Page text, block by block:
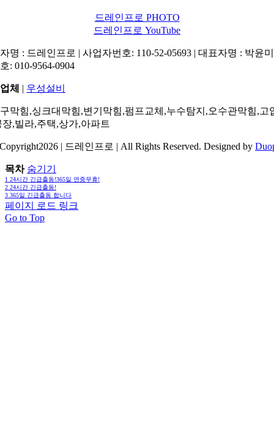
드레인프로 PHOTO
드레인프로 YouTube
명 : 드레인프로 | 사업자번호: 110-52-05693 | 대표자명 : 박윤
: 010-9564-0904
체 | 우성설비
막힘,싱크대막힘,변기막힘,펌프교체,누수탐지,오수관막힘,고
장,빌라,주택,상가,아파트
| 드레인프로 | All Rights Reserved. Designed by
목차 숨기기
1 24시간 긴급출동!365일 연중무휴!
2 24시간 긴급출동!
3 365일 긴급출동 합니다
페이지 로드 링크
Go to Top